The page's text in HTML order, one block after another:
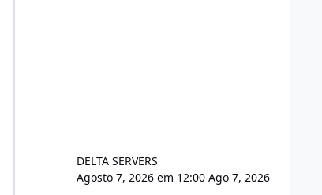
DELTA SERVERS
Agosto 7, 2026 em 12:00 Ago 7, 2026